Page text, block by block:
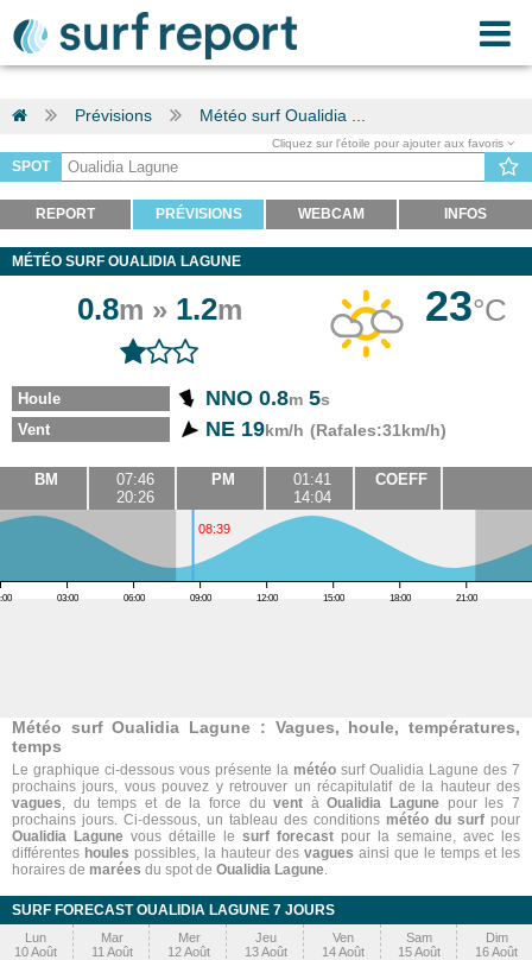
Prévisions Météo surf Oualidia ...
Cliquez sur l'étoile pour ajouter aux favoris
SPOT
REPORT PRÉVISIONS WEBCAM INFOS
MÉTÉO SURF OUALIDIA LAGUNE
0.8m » 1.2m 23°C
Houle NNO 0.8m 5s
Vent NE 19km/h (Rafales:31km/h)
BM
07:46
20:26
PM
01:41
14:04
COEFF
08:39
03:00 06:00 09:00 12:00 15:00 18:00 21:00
Météo surf Oualidia Lagune : Vagues, houle, températures,
temps
Le graphique ci-dessous vous présente la météo surf Oualidia Lagune des 7
prochains jours, vous pouvez y retrouver un récapitulatif de la hauteur des
vagues , du temps et de la force duvent àOualidia Lagune pour les 7
prochains jours. Ci-dessous, un tableau des conditions météo du surf pour
Oualidia Lagune vous détaille le surf forecast pour la semaine, avec les
différentes houles possibles, la hauteur des vagues ainsi que le temps et les
horaires de marées du spot de Oualidia Lagune
SURF FORECAST OUALIDIA LAGUNE 7 JOURS
Lun
10 Août
Mar
11 Août
Mer
12 Août
Jeu
13 Août
Ven
14 Août
Sam
15 Août
Dim
16 Août